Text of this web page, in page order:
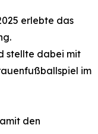
erlebte das
stellte dabei mit
im
den